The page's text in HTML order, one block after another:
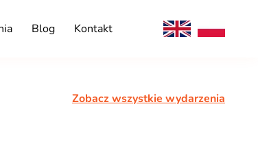
Blog Kontakt
Zobacz wszystkie wydarzenia